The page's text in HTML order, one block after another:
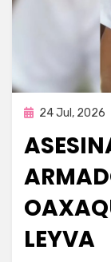
Publicada
24 Jul, 2026
LEYVA